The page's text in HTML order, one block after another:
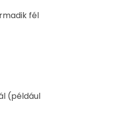
fél
(például